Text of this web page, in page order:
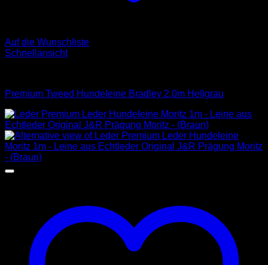
Auf die Wunschliste
Schnellansicht
Premium Tweed Hundeleine Bradley 2,0m Hellgrau